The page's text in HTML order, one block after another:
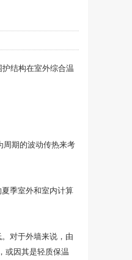
结构在室外综合温
期的波动传热来考
季室外和室内计算
对于外墙来说，由
或因其是轻质保温